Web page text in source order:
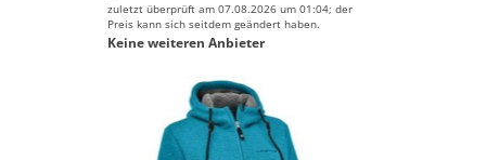
zuletzt überprüft am 07.08.2026 um 01:04; der
Preis kann sich seitdem geändert haben.
Keine weiteren Anbieter